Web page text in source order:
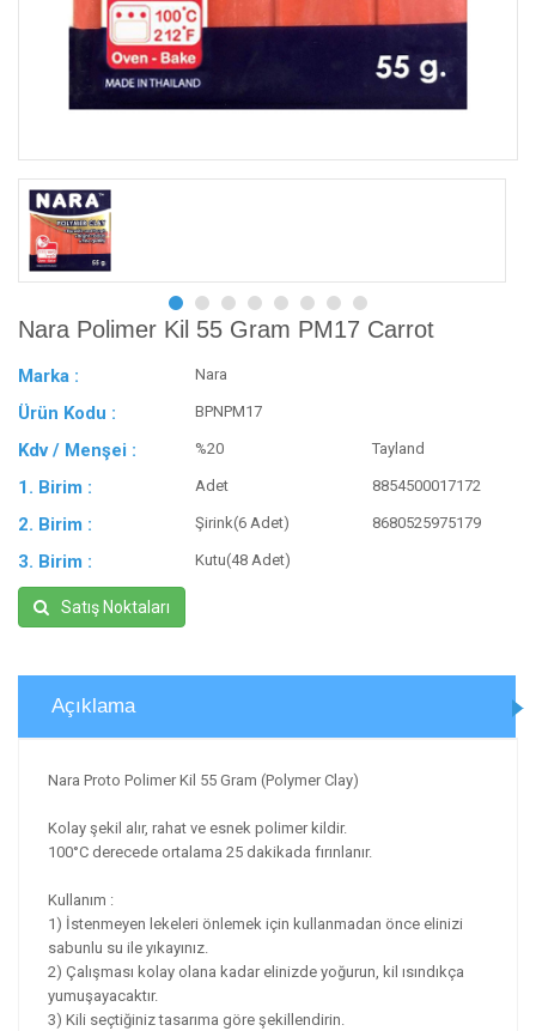
Nara Polimer Kil 55 Gram PM17 Carrot
Marka : Nara
Ürün Kodu : BPNPM17
Kdv / Menşei : %20 Tayland
1. Birim : Adet 8854500017172
2. Birim : Şirink(6 Adet) 8680525975179
3. Birim : Kutu(48 Adet)
Satış Noktaları
Açıklama
Nara Proto Polimer Kil 55 Gram (Polymer Clay)
Kolay şekil alır, rahat ve esnek polimer kildir.
100°C derecede ortalama 25 dakikada fırınlanır.
Kullanım :
1) İstenmeyen lekeleri önlemek için kullanmadan önce elinizi
sabunlu su ile yıkayınız.
2) Çalışması kolay olana kadar elinizde yoğurun, kil ısındıkça
yumuşayacaktır.
3) Kili seçtiğiniz tasarıma göre şekillendirin.